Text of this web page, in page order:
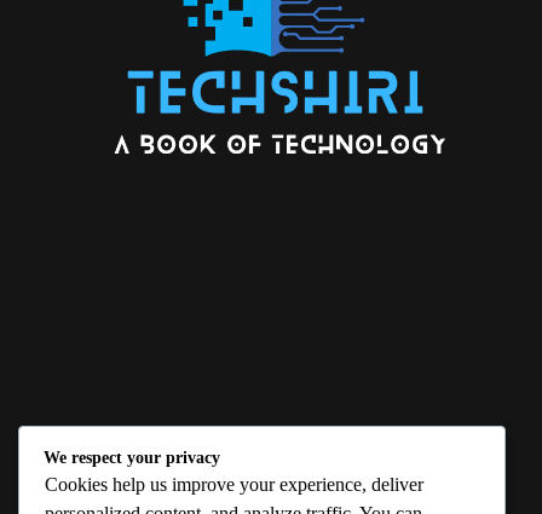
ABOUT US
We respect your privacy
Cookies help us improve your experience, deliver